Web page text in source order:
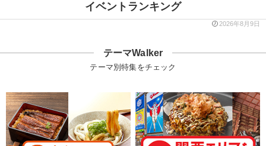
イベントランキング
2026年8月9日
テーマWalker
テーマ別特集をチェック